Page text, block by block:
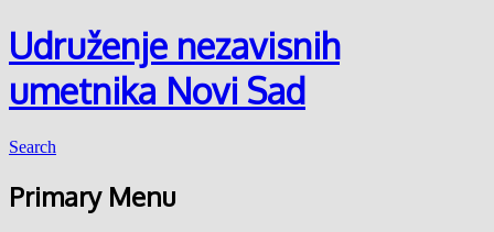
Udruženje nezavisnih
umetnika Novi Sad
Search
Primary Menu